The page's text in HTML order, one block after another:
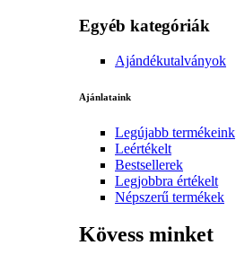
Egyéb kategóriák
Ajándékutalványok
Ajánlataink
Legújabb termékeink
Leértékelt
Bestsellerek
Legjobbra értékelt
Népszerű termékek
Kövess minket